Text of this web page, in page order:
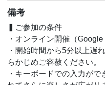
8～11歳前後のScratch初心者
備考
▍ご参加の条件
・オンライン開催（Google
・開始時間から5分以上遅
らかじめご容赦ください。
・キーボードでの入力が